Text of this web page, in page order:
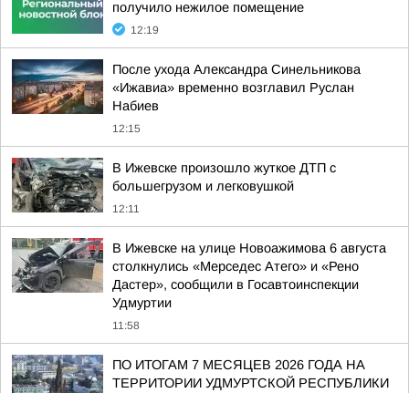
получило нежилое помещение
12:19
После ухода Александра Синельникова
«Ижавиа» временно возглавил Руслан
Набиев
12:15
В Ижевске произошло жуткое ДТП с
большегрузом и легковушкой
12:11
В Ижевске на улице Новоажимова 6 августа
столкнулись «Мерседес Атего» и «Рено
Дастер», сообщили в Госавтоинспекции
Удмуртии
11:58
ПО ИТОГАМ 7 МЕСЯЦЕВ 2026 ГОДА НА
ТЕРРИТОРИИ УДМУРТСКОЙ РЕСПУБЛИКИ